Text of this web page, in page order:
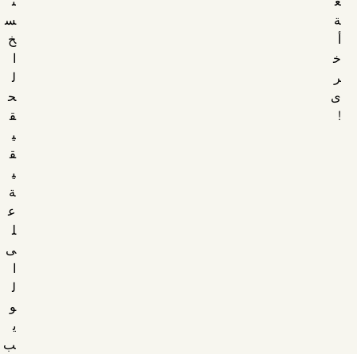
ة
أ
خ
ر
ى
!
س
خ
ا
ل
ح
ق
ي
ق
ي
ة
ع
ل
ى
ا
ل
و
ي
ب